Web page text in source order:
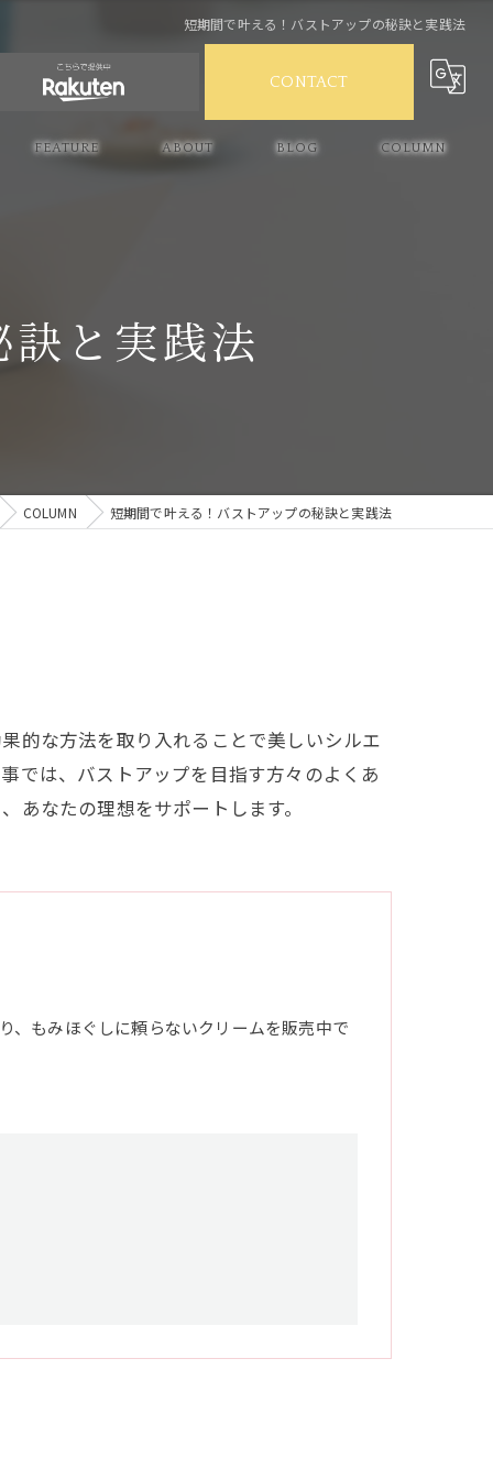
短期間で叶える！バストアップの秘訣と実践法
CONTACT
FEATURE
バストケア
ABOUT BLOG COLUMN
と実践法
COLUMN 短期間で叶える！バストアップの秘訣と実践法
的な方法を取り入れることで美しいシルエ
では、バストアップを目指す方々のよくあ
なたの理想をサポートします。
、もみほぐしに頼らないクリームを販売中で